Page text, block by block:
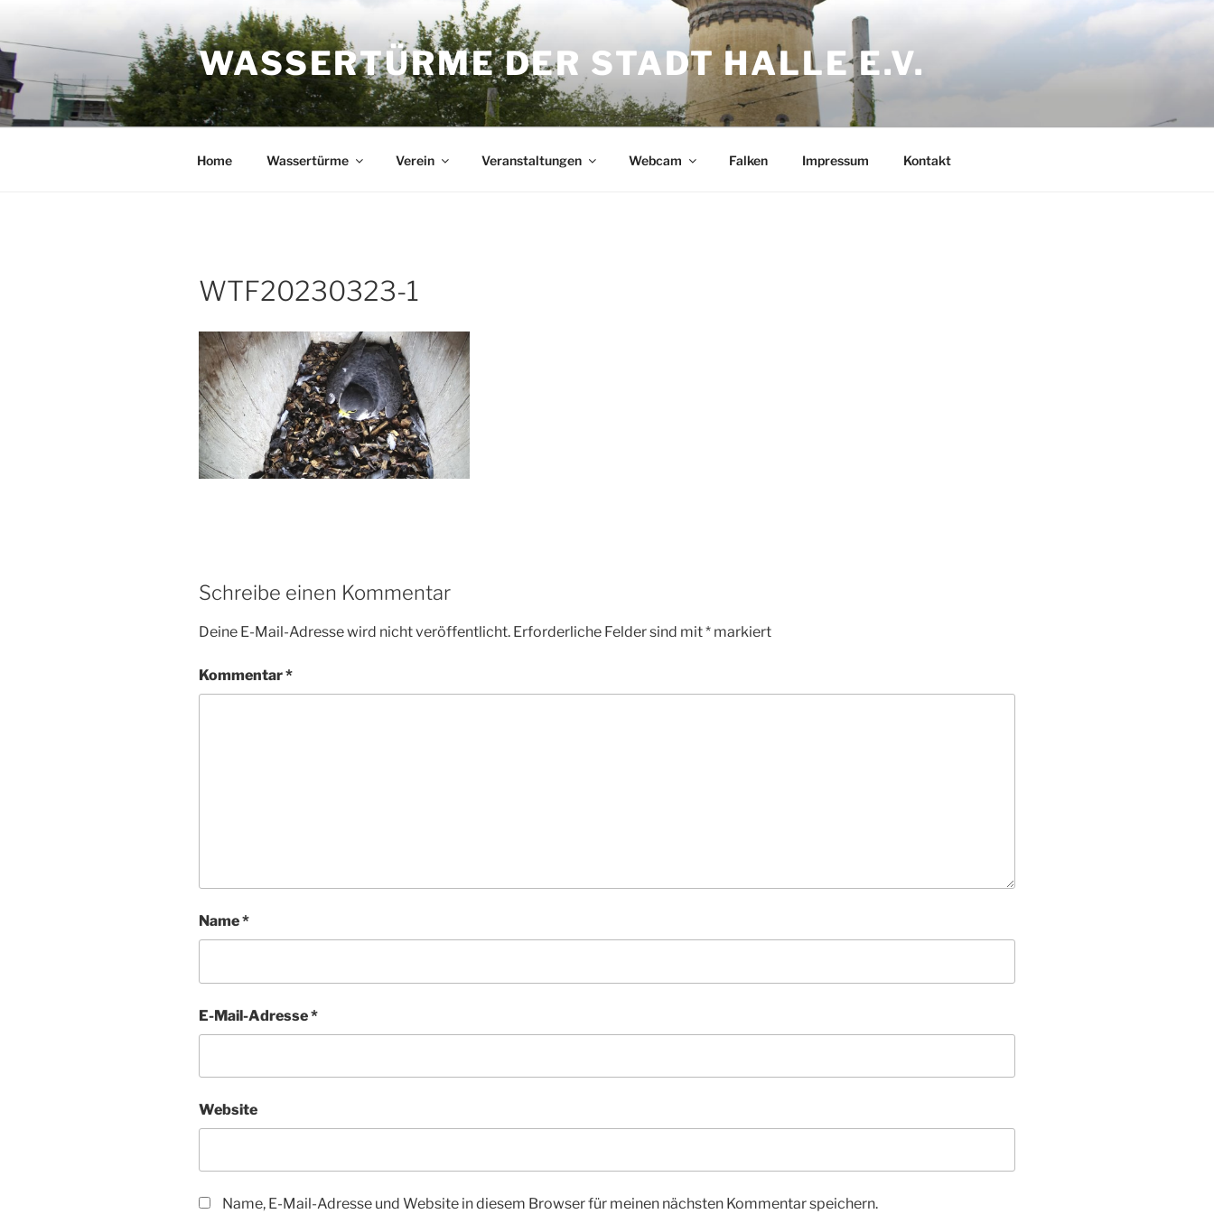
springen
WASSERTÜRME DER STADT HALLE E.V.
Home Wassertürme Verein Veranstaltungen Webcam Falken Impressum Kontakt
WTF20230323-1
Schreibe einen Kommentar
Deine E-Mail-Adresse wird nicht veröffentlicht. Erforderliche Felder sind mit* markiert
Kommentar*
Name*
E-Mail-Adresse*
Website
Name, E-Mail-Adresse und Website in diesem Browser für meinen nächsten Kommentar speichern.